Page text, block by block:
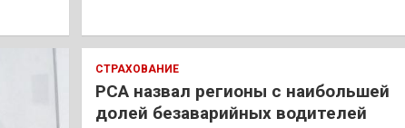
СТРАХОВАНИЕ
РСА назвал регионы с наибольшей
долей безаварийных водителей